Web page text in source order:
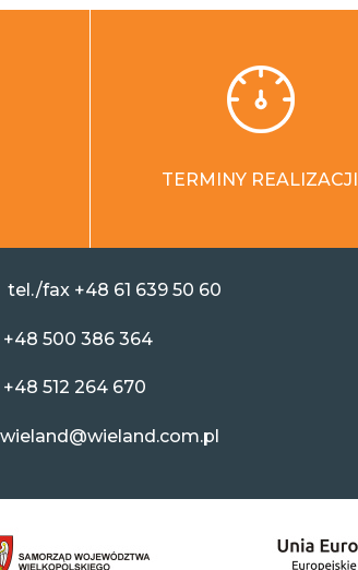
TERMINY REALIZACJI
tel./fax +48 61 639 50 60
+48 500 386 364
+48 512 264 670
wieland@wieland.com.pl